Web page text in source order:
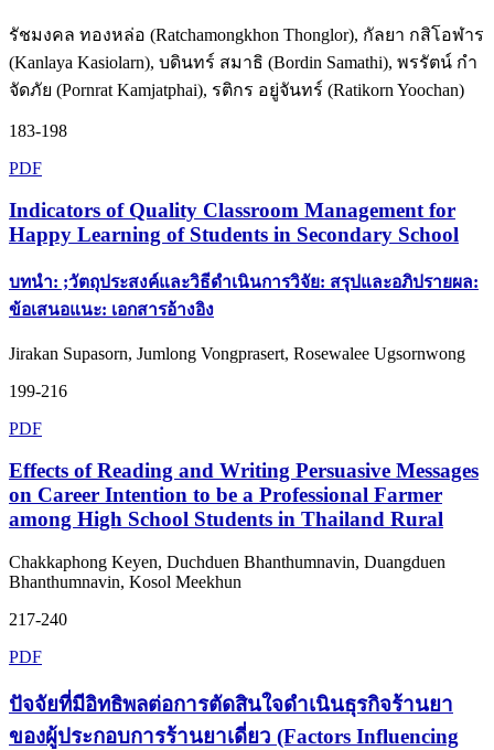
รัชมงคล ทองหล่อ (Ratchamongkhon Thonglor), กัลยา กสิโอฬาร
(Kanlaya Kasiolarn), บดินทร์ สมาธิ (Bordin Samathi), พรรัตน์ กํา
จัดภัย (Pornrat Kamjatphai), รติกร อยู่จันทร์ (Ratikorn Yoochan)
183-198
PDF
Indicators of Quality Classroom Management for
Happy Learning of Students in Secondary School
บทนำ: ;วัตถุประสงค์และวิธีดำเนินการวิจัย: สรุปและอภิปรายผล:
ข้อเสนอแนะ: เอกสารอ้างอิง
Jirakan Supasorn, Jumlong Vongprasert, Rosewalee Ugsornwong
199-216
PDF
Effects of Reading and Writing Persuasive Messages
on Career Intention to be a Professional Farmer
among High School Students in Thailand Rural
Chakkaphong Keyen, Duchduen Bhanthumnavin, Duangduen
Bhanthumnavin, Kosol Meekhun
217-240
PDF
ปัจจัยที่มีอิทธิพลต่อการตัดสินใจดำเนินธุรกิจร้านยา
ของผู้ประกอบการร้านยาเดี่ยว (Factors Influencing